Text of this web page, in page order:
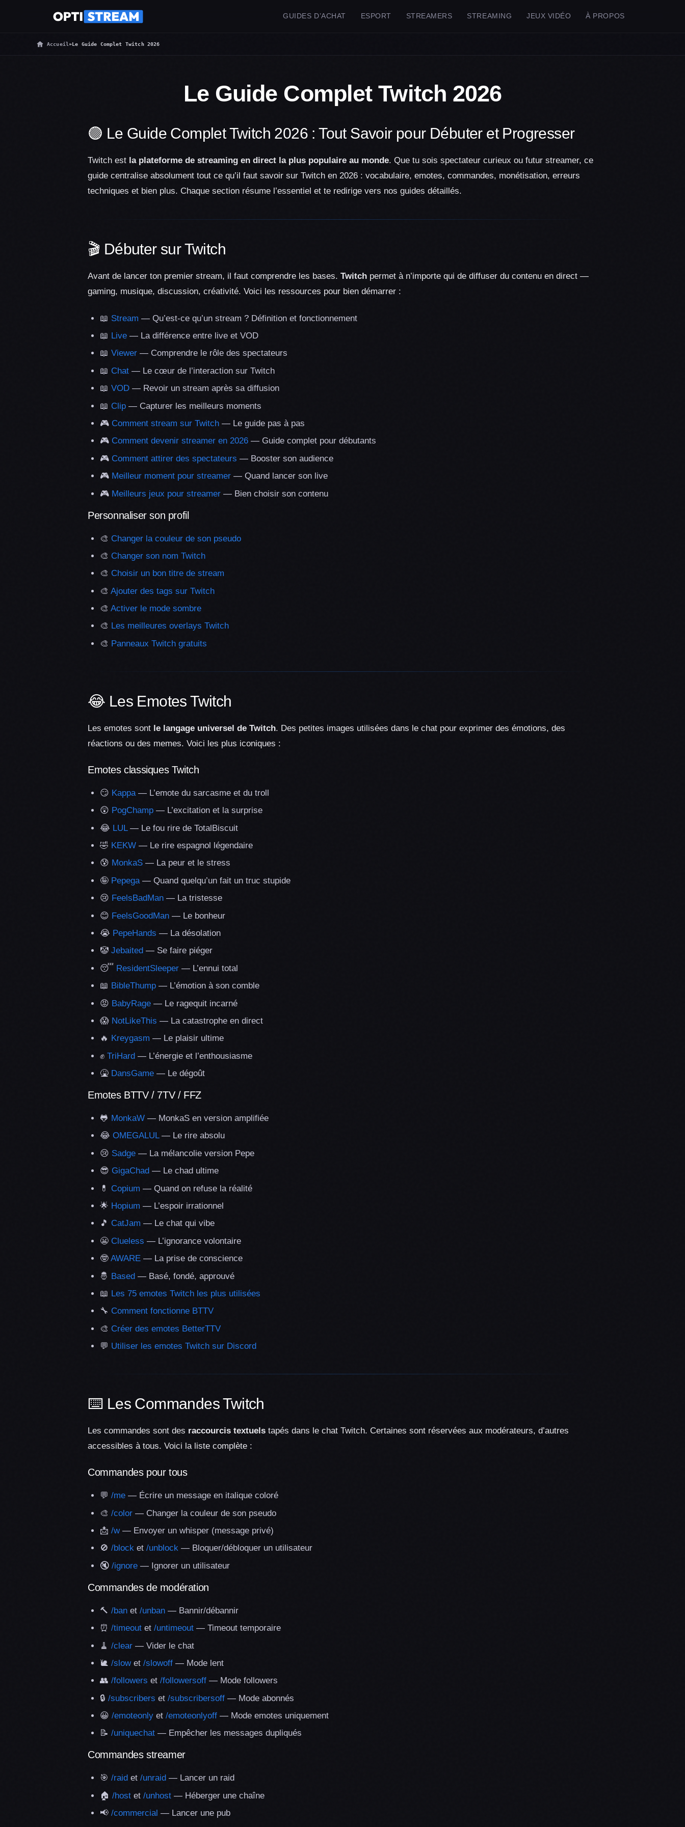
GUIDES D’ACHAT ESPORT STREAMERS STREAMING JEUX VIDÉO À PROPOS
Accueil »Le Guide Complet Twitch 2026
Le Guide Complet Twitch 2026
🟣 Le Guide Complet Twitch 2026 : Tout Savoir pour Débuter et Progresser
Twitch est la plateforme de streaming en direct la plus populaire au monde. Que tu sois spectateur curieux ou futur streamer, ce
guide centralise absolument tout ce qu’il faut savoir sur Twitch en 2026 : vocabulaire, emotes, commandes, monétisation, erreurs
techniques et bien plus. Chaque section résume l’essentiel et te redirige vers nos guides détaillés.
🎬 Débuter sur Twitch
Avant de lancer ton premier stream, il faut comprendre les bases. Twitch permet à n’importe qui de diffuser du contenu en direct —
gaming, musique, discussion, créativité. Voici les ressources pour bien démarrer :
📖 Stream — Qu’est-ce qu’un stream ? Définition et fonctionnement
📖 Live — La différence entre live et VOD
📖 Viewer — Comprendre le rôle des spectateurs
📖 Chat — Le cœur de l’interaction sur Twitch
📖 VOD — Revoir un stream après sa diffusion
📖 Clip — Capturer les meilleurs moments
🎮 Comment stream sur Twitch — Le guide pas à pas
🎮 Comment devenir streamer en 2026 — Guide complet pour débutants
🎮 Comment attirer des spectateurs — Booster son audience
🎮 Meilleur moment pour streamer — Quand lancer son live
🎮 Meilleurs jeux pour streamer — Bien choisir son contenu
Personnaliser son profil
🎨 Changer la couleur de son pseudo
🎨 Changer son nom Twitch
🎨 Choisir un bon titre de stream
🎨 Ajouter des tags sur Twitch
🎨 Activer le mode sombre
🎨 Les meilleures overlays Twitch
🎨 Panneaux Twitch gratuits
😂 Les Emotes Twitch
Les emotes sont le langage universel de Twitch. Des petites images utilisées dans le chat pour exprimer des émotions, des
réactions ou des memes. Voici les plus iconiques :
Emotes classiques Twitch
😏 Kappa— L’emote du sarcasme et du troll
😲 PogChamp — L’excitation et la surprise
😂 LUL— Le fou rire de TotalBiscuit
🤣 KEKW — Le rire espagnol légendaire
😰 MonkaS — La peur et le stress
🤪 Pepega — Quand quelqu’un fait un truc stupide
😢 FeelsBadMan — La tristesse
😊 FeelsGoodMan — Le bonheur
😭 PepeHands — La désolation
🤡 Jebaited — Se faire piéger
😴 ResidentSleeper — L’ennui total
📖 BibleThump — L’émotion à son comble
😡 BabyRage — Le ragequit incarné
😱 NotLikeThis — La catastrophe en direct
🔥 Kreygasm — Le plaisir ultime
✊ TriHard — L’énergie et l’enthousiasme
🤮 DansGame — Le dégoût
Emotes BTTV / 7TV / FFZ
🐸 MonkaW — MonkaS en version amplifiée
😂 OMEGALUL— Le rire absolu
😢 Sadge — La mélancolie version Pepe
😎 GigaChad — Le chad ultime
💊 Copium — Quand on refuse la réalité
🌟 Hopium — L’espoir irrationnel
🎵 CatJam — Le chat qui vibe
😬 Clueless — L’ignorance volontaire
🤓 AWARE — La prise de conscience
🤴 Based — Basé, fondé, approuvé
📖 Les 75 emotes Twitch les plus utilisées
🔧 Comment fonctionne BTTV
🎨 Créer des emotes BetterTTV
💬 Utiliser les emotes Twitch sur Discord
⌨️ Les Commandes Twitch
Les commandes sont des raccourcis textuels tapés dans le chat Twitch. Certaines sont réservées aux modérateurs, d’autres
accessibles à tous. Voici la liste complète :
Commandes pour tous
💬 /me — Écrire un message en italique coloré
🎨 /color — Changer la couleur de son pseudo
📩 /w— Envoyer un whisper (message privé)
🚫 /block et /unblock — Bloquer/débloquer un utilisateur
🔇 /ignore — Ignorer un utilisateur
Commandes de modération
🔨 /ban et /unban — Bannir/débannir
⏰ /timeout et /untimeout — Timeout temporaire
🧹 /clear — Vider le chat
🐌 /slowet /slowoff — Mode lent
👥 /followers et /followersoff — Mode followers
🔒 /subscribers et /subscribersoff — Mode abonnés
😀 /emoteonly et /emoteonlyoff — Mode emotes uniquement
📝 /uniquechat — Empêcher les messages dupliqués
Commandes streamer
🎯 /raid et /unraid — Lancer un raid
🏠 /host et /unhost — Héberger une chaîne
📢 /commercial — Lancer une pub